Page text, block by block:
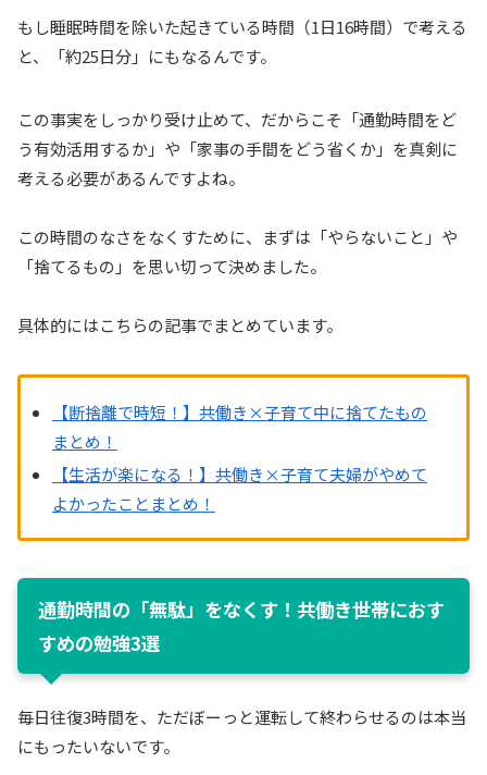
もし睡眠時間を除いた起きている時間（1日16時間）で考える
と、「約25日分」にもなるんです。
この事実をしっかり受け止めて、だからこそ「通勤時間をど
う有効活用するか」や「家事の手間をどう省くか」を真剣に
考える必要があるんですよね。
この時間のなさをなくすために、まずは「やらないこと」や
「捨てるもの」を思い切って決めました。
具体的にはこちらの記事でまとめています。
【断捨離で時短！】共働き×子育て中に捨てたもの
まとめ！
【生活が楽になる！】共働き×子育て夫婦がやめて
よかったことまとめ！
通勤時間の「無駄」をなくす！共働き世帯におす
すめの勉強3選
毎日往復3時間を、ただぼーっと運転して終わらせるのは本当
にもったいないです。